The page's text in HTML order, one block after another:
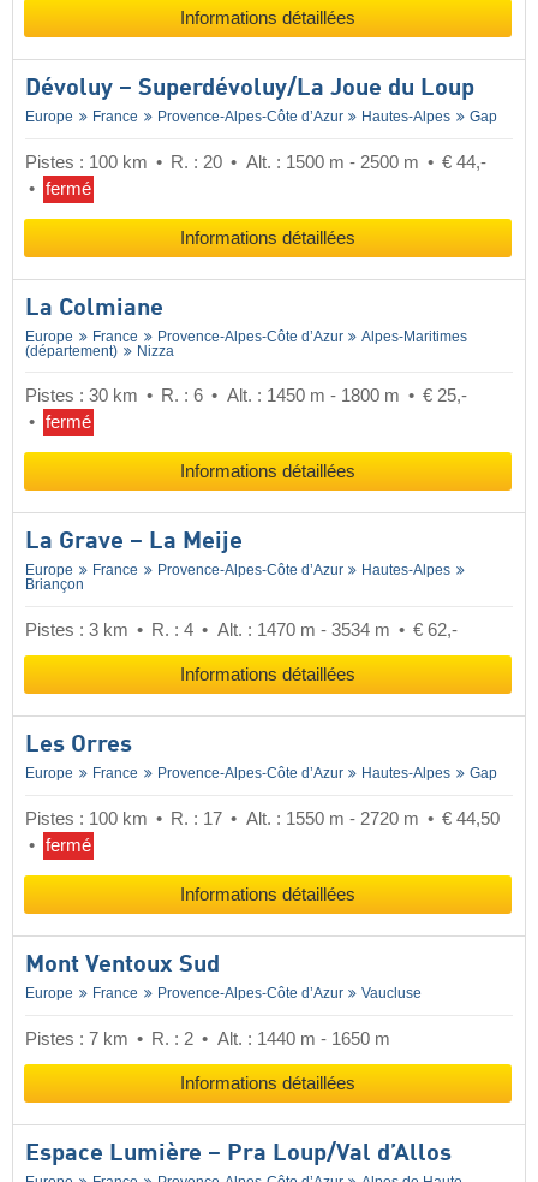
Informations détaillées
Dévoluy – Superdévoluy/​La Joue du Loup
Europe France Provence-Alpes-Côte d’Azur Hautes-Alpes Gap
Pistes : 100 km R. : 20 Alt. : 1500 m - 2500 m
€ 44,-
fermé
Informations détaillées
La Colmiane
Europe France Provence-Alpes-Côte d’Azur
Alpes-Maritimes
(département)
Nizza
Pistes : 30 km R. : 6 Alt. : 1450 m - 1800 m
€ 25,-
fermé
Informations détaillées
La Grave – La Meije
Europe France Provence-Alpes-Côte d’Azur
Hautes-Alpes
Briançon
Pistes : 3 km R. : 4 Alt. : 1470 m - 3534 m € 62,-
Informations détaillées
Les Orres
Europe France Provence-Alpes-Côte d’Azur Hautes-Alpes Gap
Pistes : 100 km R. : 17 Alt. : 1550 m - 2720 m
€ 44,50
fermé
Informations détaillées
Mont Ventoux Sud
Europe France Provence-Alpes-Côte d’Azur Vaucluse
Pistes : 7 km R. : 2 Alt. : 1440 m - 1650 m
Informations détaillées
Espace Lumière – Pra Loup/​Val d’Allos